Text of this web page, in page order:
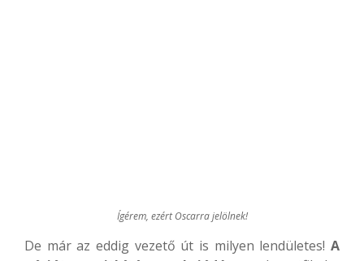
Ígérem, ezért Oscarra jelölnek!
De már az eddig vezető út is milyen lendületes! A